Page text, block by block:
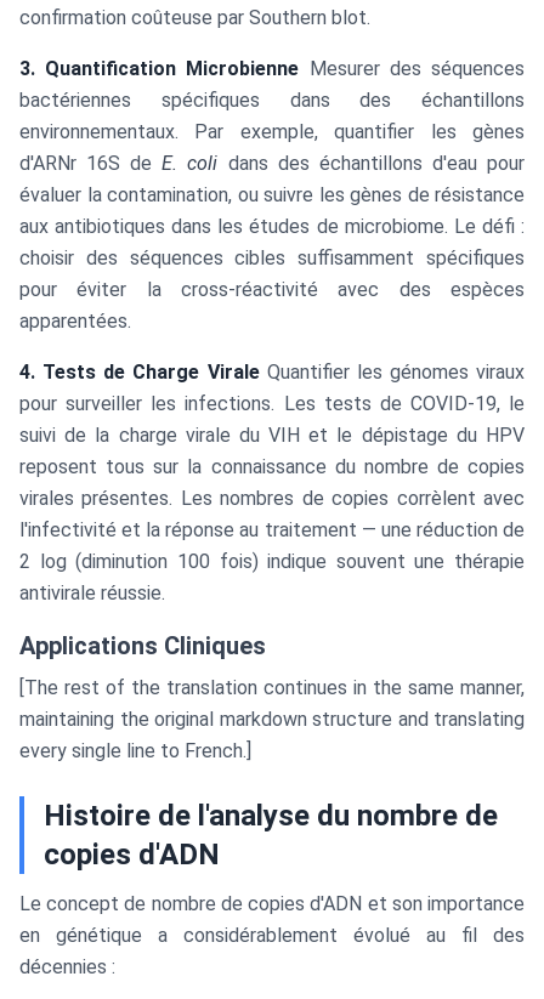
confirmation coûteuse par Southern blot.
3. Quantification Microbienne Mesurer des séquences
bactériennes spécifiques dans des échantillons
environnementaux. Par exemple, quantifier les gènes
d'ARNr 16S deE. coli dans des échantillons d'eau pour
évaluer la contamination, ou suivre les gènes de résistance
aux antibiotiques dans les études de microbiome. Le défi :
choisir des séquences cibles suffisamment spécifiques
pour éviter la cross-réactivité avec des espèces
apparentées.
4. Tests de Charge ViraleQuantifier les génomes viraux
pour surveiller les infections. Les tests de COVID-19, le
suivi de la charge virale du VIH et le dépistage du HPV
reposent tous sur la connaissance du nombre de copies
virales présentes. Les nombres de copies corrèlent avec
l'infectivité et la réponse au traitement — une réduction de
2 log (diminution 100 fois) indique souvent une thérapie
antivirale réussie.
Applications Cliniques
[The rest of the translation continues in the same manner,
maintaining the original markdown structure and translating
every single line to French.]
Histoire de l'analyse du nombre de
copies d'ADN
Le concept de nombre de copies d'ADN et son importance
en génétique a considérablement évolué au fil des
décennies :